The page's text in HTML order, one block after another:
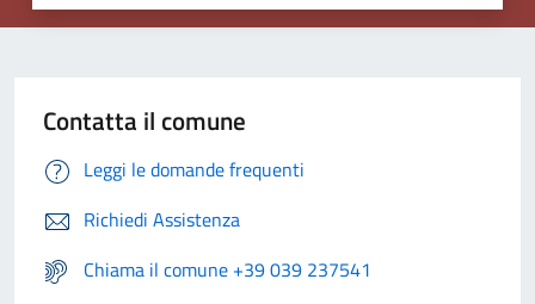
Contatta il comune
Leggi le domande frequenti
Richiedi Assistenza
Chiama il comune +39 039 237541